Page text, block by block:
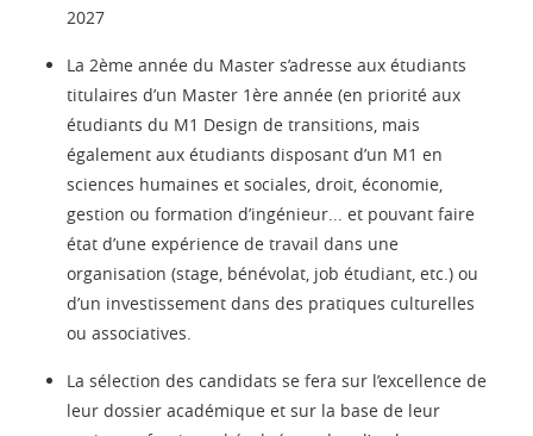
2027
La 2ème année du Master s’adresse aux étudiants
titulaires d’un Master 1ère année (en priorité aux
étudiants du M1 Design de transitions, mais
également aux étudiants disposant d’un M1 en
sciences humaines et sociales, droit, économie,
gestion ou formation d’ingénieur... et pouvant faire
état d’une expérience de travail dans une
organisation (stage, bénévolat, job étudiant, etc.) ou
d’un investissement dans des pratiques culturelles
ou associatives.
La sélection des candidats se fera sur l’excellence de
leur dossier académique et sur la base de leur